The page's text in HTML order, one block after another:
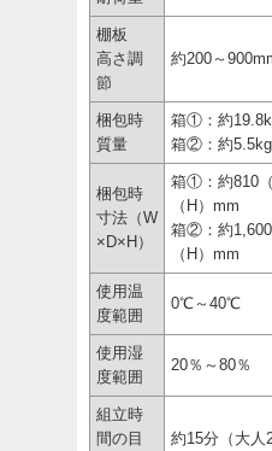
棚板
高さ調
節
約200～
梱包時
質量
箱①：約
箱②：約5.5kg
梱包時
寸法（W
×D×H）
箱①：約810
（H）mm
箱②：約
（H）mm
使用温
度範囲
0℃～40℃
使用湿
度範囲
20％～80％
組立時
間の目
約15分（大人2